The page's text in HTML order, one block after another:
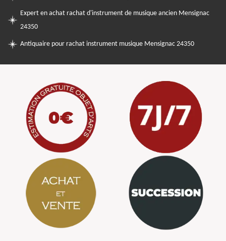
Expert en achat rachat d'instrument de musique ancien Mensignac
24350
Antiquaire pour rachat instrument musique Mensignac 24350